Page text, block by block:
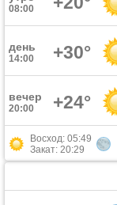
08:00
день
14:00 +30°
вечер
20:00 +24°
Восход: 05:49
Закат: 20:29